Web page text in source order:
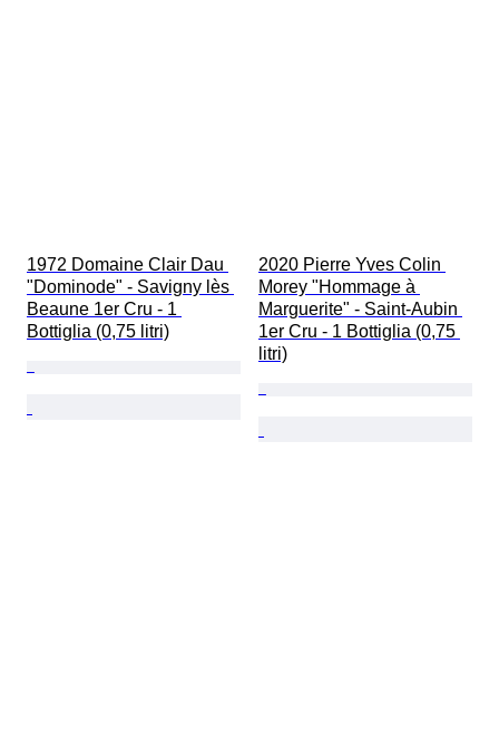
1972 Domaine Clair Dau
"Dominode" - Savigny lès
Beaune 1er Cru - 1
Bottiglia (0,75 litri)
2020 Pierre Yves Colin
Morey "Hommage à
Marguerite" - Saint-Aubin
1er Cru - 1 Bottiglia (0,75
litri)